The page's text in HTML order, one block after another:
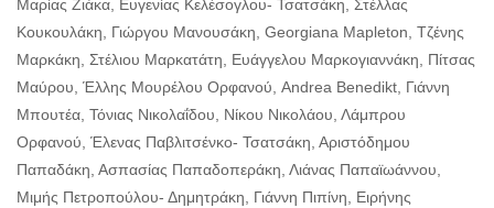
Μαρίας Ζιάκα, Ευγενίας Κελέσογλου- Τσατσάκη, Στέλλας
Κουκουλάκη, Γιώργου Μανουσάκη, Georgiana Mapleton, Τζένης
Μαρκάκη, Στέλιου Μαρκατάτη, Ευάγγελου Μαρκογιαννάκη, Πίτσας
Μαύρου, Έλλης Μουρέλου Ορφανού, Andrea Benedikt, Γιάννη
Μπουτέα, Τόνιας Νικολαΐδου, Νίκου Νικολάου, Λάμπρου
Ορφανού, Έλενας Παβλιτσένκο- Τσατσάκη, Αριστόδημου
Παπαδάκη, Ασπασίας Παπαδοπεράκη, Λιάνας Παπαϊωάννου,
Μιμής Πετροπούλου- Δημητράκη, Γιάννη Πιπίνη, Ειρήνης